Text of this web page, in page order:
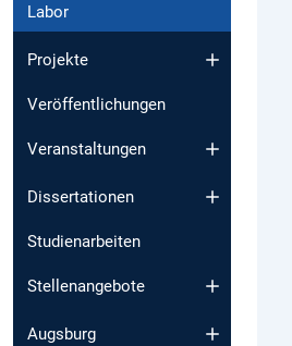
Labor
Projekte
Veröffentlichungen
Veranstaltungen
Dissertationen
Studienarbeiten
Stellenangebote
Augsburg